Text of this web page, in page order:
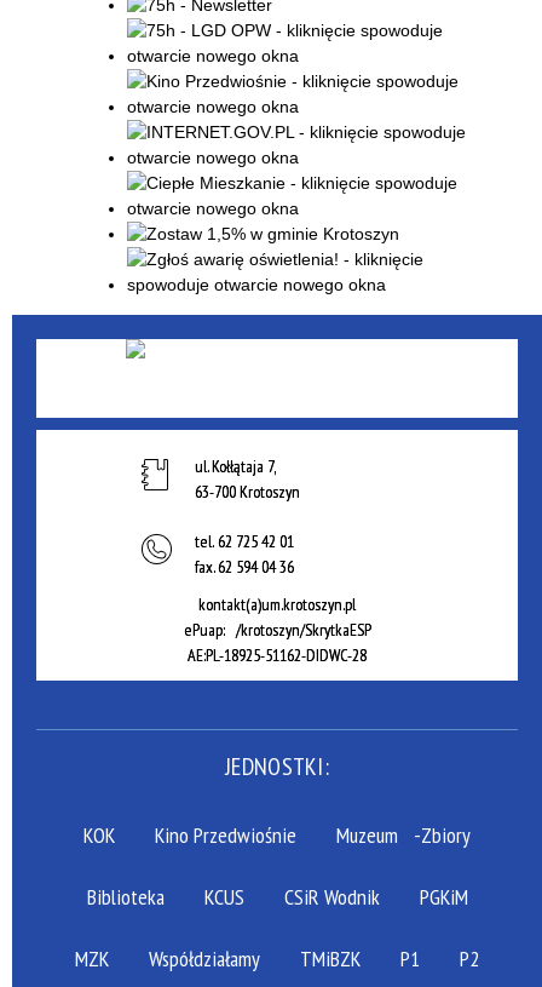
ul. Kołłątaja 7,
63-700 Krotoszyn
tel.62 725 42 01
fax.62 594 04 36
kontakt(a)um.krotoszyn.pl
ePuap: /krotoszyn/SkrytkaESP
AE:PL-18925-51162-DIDWC-28
JEDNOSTKI:
KOK Kino Przedwiośnie Muzeum -Zbiory
Biblioteka KCUS CSiR Wodnik PGKiM
MZK Współdziałamy TMiBZK P1 P2